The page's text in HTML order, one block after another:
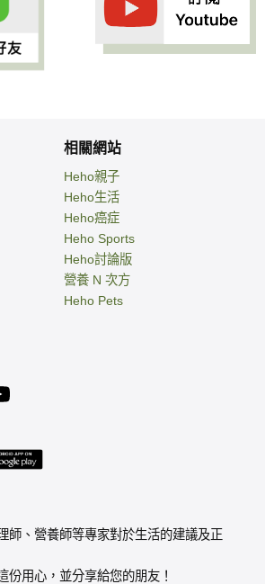
師、營養師等專家對於生活的建議及正
份用心，並分享給您的朋友！
相關網站
Heho親子
Heho生活
Heho癌症
Heho Sports
Heho討論版
營養 N 次方
Heho Pets